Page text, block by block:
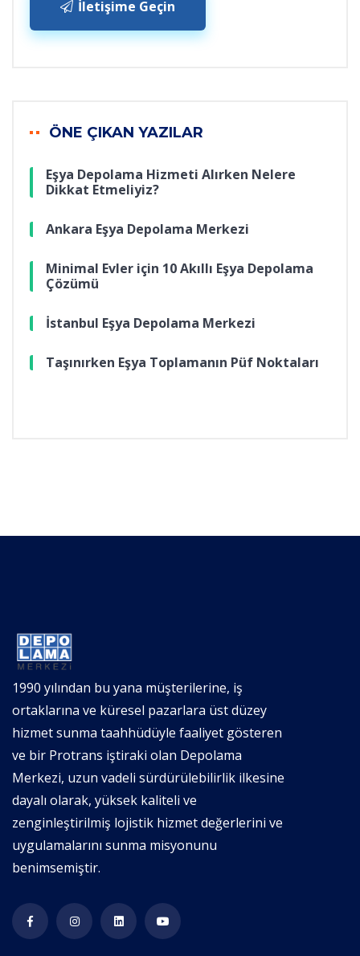
İletişime Geçin
ÖNE ÇIKAN YAZILAR
Eşya Depolama Hizmeti Alırken Nelere
Dikkat Etmeliyiz?
Ankara Eşya Depolama Merkezi
Minimal Evler için 10 Akıllı Eşya Depolama
Çözümü
İstanbul Eşya Depolama Merkezi
Taşınırken Eşya Toplamanın Püf Noktaları
1990 yılından bu yana müşterilerine, iş
ortaklarına ve küresel pazarlara üst düzey
hizmet sunma taahhüdüyle faaliyet gösteren
ve bir Protrans iştiraki olan Depolama
Merkezi, uzun vadeli sürdürülebilirlik ilkesine
dayalı olarak, yüksek kaliteli ve
zenginleştirilmiş lojistik hizmet değerlerini ve
uygulamalarını sunma misyonunu
benimsemiştir.